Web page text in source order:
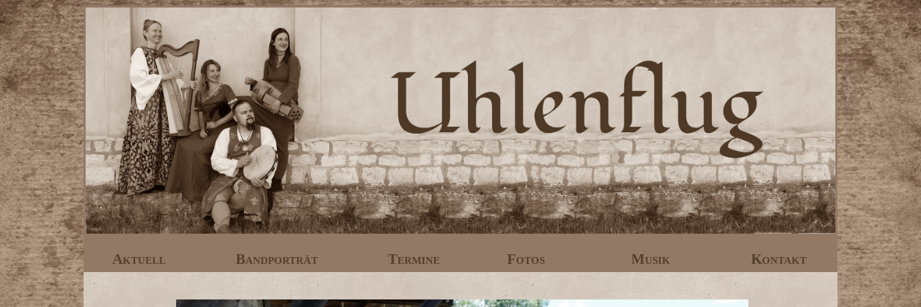
Aktuell Bandporträt Termine Fotos Musik Kontakt